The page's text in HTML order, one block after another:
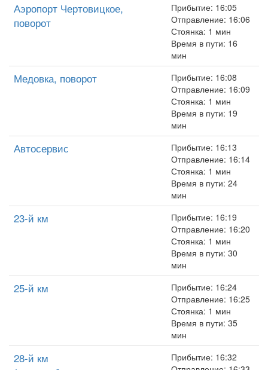
Аэропорт Чертовицкое,
поворот
Прибытие: 16:05
Отправление: 16:06
Стоянка: 1 мин
Время в пути: 16
мин
Медовка, поворот
Прибытие: 16:08
Отправление: 16:09
Стоянка: 1 мин
Время в пути: 19
мин
Автосервис
Прибытие: 16:13
Отправление: 16:14
Стоянка: 1 мин
Время в пути: 24
мин
23-й км
Прибытие: 16:19
Отправление: 16:20
Стоянка: 1 мин
Время в пути: 30
мин
25-й км
Прибытие: 16:24
Отправление: 16:25
Стоянка: 1 мин
Время в пути: 35
мин
28-й км
Прибытие: 16:32